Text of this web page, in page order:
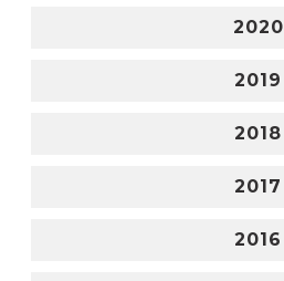
2020
2019
2018
2017
2016